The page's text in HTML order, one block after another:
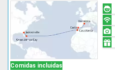
Comidas incluidas